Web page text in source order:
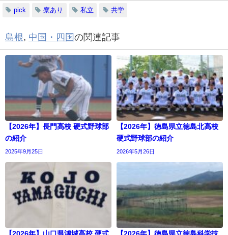
pick 寮あり 私立 共学
島根, 中国・四国の関連記事
【2026年】長門高校 硬式野球部
の紹介
2025年9月25日
【2026年】徳島県立徳島北高校
硬式野球部の紹介
2026年5月26日